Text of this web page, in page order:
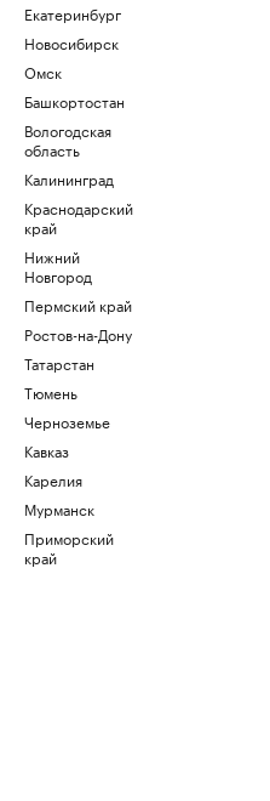
Екатеринбург
Новосибирск
Омск
Башкортостан
Вологодская
область
Калининград
Краснодарский
край
Нижний
Новгород
Пермский край
Ростов-на-Дону
Татарстан
Тюмень
Черноземье
Кавказ
Карелия
Мурманск
Приморский
край